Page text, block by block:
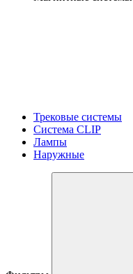
Трековые системы
Система CLIP
Лампы
Наружные